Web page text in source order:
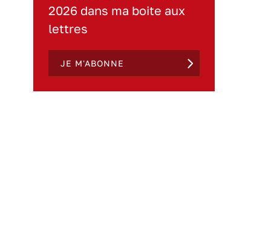
2026 dans ma boite aux
lettres
JE M'ABONNE